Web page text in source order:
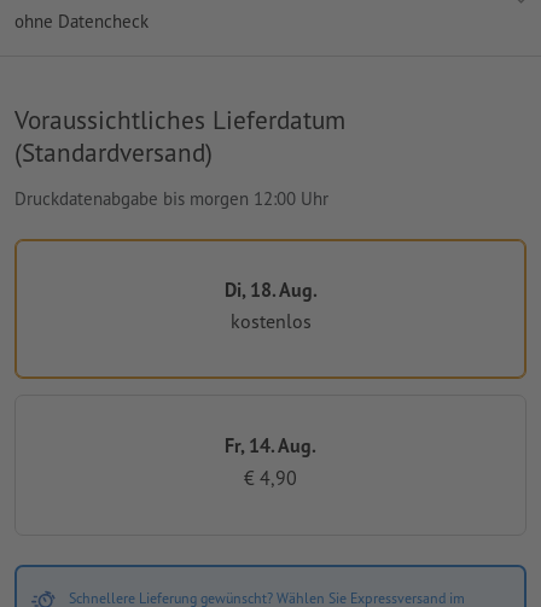
ohne Datencheck
Voraussichtliches Lieferdatum
(Standardversand)
Druckdatenabgabe bis morgen 12:00 Uhr
Di, 18. Aug.
kostenlos
Fr, 14. Aug.
€ 4,90
Schnellere Lieferung gewünscht? Wählen Sie Expressversand im